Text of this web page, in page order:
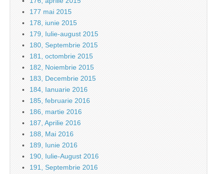
177 mai 2015
178, iunie 2015
179, Iulie-august 2015
180, Septembrie 2015
181, octombrie 2015
182, Noiembrie 2015
183, Decembrie 2015
184, Ianuarie 2016
185, februarie 2016
186, martie 2016
187, Aprilie 2016
188, Mai 2016
189, Iunie 2016
190, Iulie-August 2016
191, Septembrie 2016